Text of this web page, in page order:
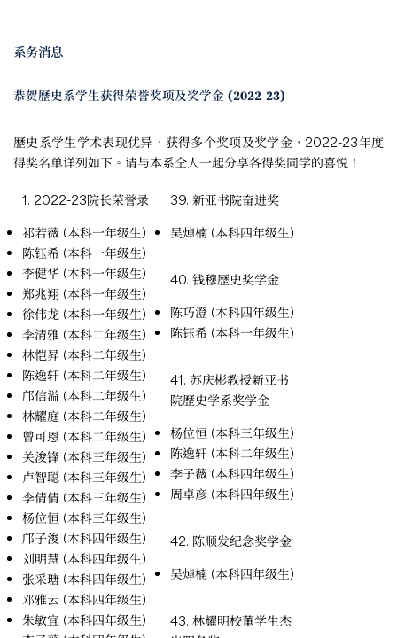
系务消息
恭贺歷史系学生获得荣誉奖项及奖学金 (2022-23)
歷史系学生学术表现优异，获得多个奖项及奖学金，2022-23年度
得奖名单详列如下。请与本系仝人一起分享各得奖同学的喜悦！
1. 2022-23院长荣誉录
祁若薇 (本科一年级生)
陈钰希 (本科一年级生)
李健华 (本科一年级生)
郑兆翔 (本科一年级生)
徐伟龙 (本科一年级生)
李清雅 (本科二年级生)
林恺昇 (本科二年级生)
陈逸轩 (本科二年级生)
邝信溢 (本科二年级生)
林耀庭 (本科二年级生)
曾可恩 (本科二年级生)
关浚锋 (本科三年级生)
卢智聪 (本科三年级生)
李倩倩 (本科三年级生)
杨位恒 (本科三年级生)
邝子浚 (本科四年级生)
刘明慧 (本科四年级生)
张采瑭 (本科四年级生)
邓雅云 (本科四年级生)
朱敏宜 (本科四年级生)
39. 新亚书院奋进奖
吴焯楠 (本科四年级生)
40. 钱穆歷史奖学金
陈巧澄 (本科四年级生)
陈钰希 (本科一年级生)
41. 苏庆彬教授新亚书
院歷史学系奖学金
杨位恒 (本科三年级生)
陈逸轩 (本科二年级生)
李子薇 (本科四年级生)
周卓彦 (本科四年级生)
42. 陈顺发纪念奖学金
吴焯楠 (本科四年级生)
43. 林耀明校董学生杰